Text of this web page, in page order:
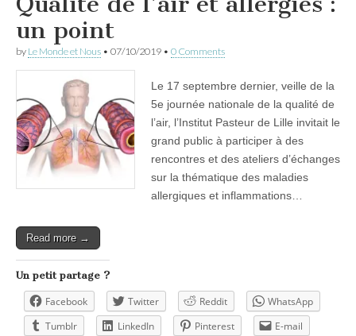
un point
by Le Monde et Nous • 07/10/2019 • 0 Comments
Le 17 septembre dernier, veille de la
5e journée nationale de la qualité de
l’air, l’Institut Pasteur de Lille invitait le
grand public à participer à des
rencontres et des ateliers d’échanges
sur la thématique des maladies
allergiques et inflammations…
Read more →
Un petit partage ?
Facebook Twitter Reddit
WhatsApp
Tumblr
LinkedIn Pinterest
E-mail